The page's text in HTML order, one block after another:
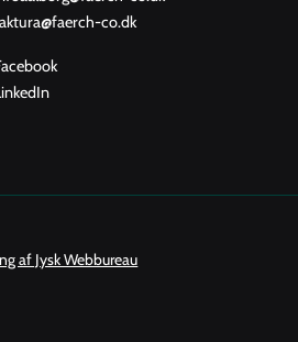
co.dk
af Jysk Webbureau